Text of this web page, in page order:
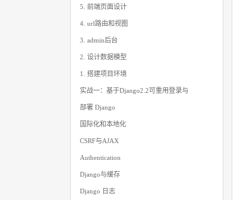
5. 前端页面设计
4. url路由和视图
3. admin后台
2. 设计数据模型
1. 搭建项目环境
实战一：基于Django2.2可重用登录与
部署 Django
国际化和本地化
CSRF与AJAX
Authentication
Django与缓存
Django 日志